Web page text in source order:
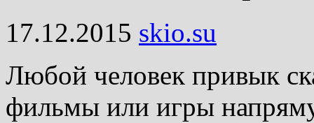
17.12.2015 skio.su
Любой человек привык
фильмы или игры